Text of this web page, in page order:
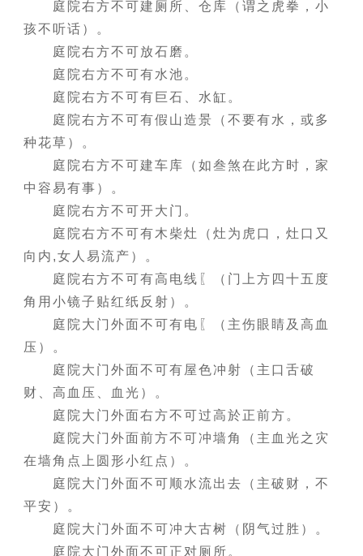
庭院右方不可建厕所、仓库（谓之虎拳，小
孩不听话）。
庭院右方不可放石磨。
庭院右方不可有水池。
庭院右方不可有巨石、水缸。
庭院右方不可有假山造景（不要有水，或多
种花草）。
庭院右方不可建车库（如叁煞在此方时，家
中容易有事）。
庭院右方不可开大门。
庭院右方不可有木柴灶（灶为虎口，灶口又
向内,女人易流产）。
庭院右方不可有高电线〖（门上方四十五度
角用小镜子贴红纸反射）。
庭院大门外面不可有电〖（主伤眼睛及高血
压）。
庭院大门外面不可有屋色冲射（主口舌破
财、高血压、血光）。
庭院大门外面右方不可过高於正前方。
庭院大门外面前方不可冲墙角（主血光之灾
在墙角点上圆形小红点）。
庭院大门外面不可顺水流出去（主破财，不
平安）。
庭院大门外面不可冲大古树（阴气过胜）。
庭院大门外面不可正对厕所。